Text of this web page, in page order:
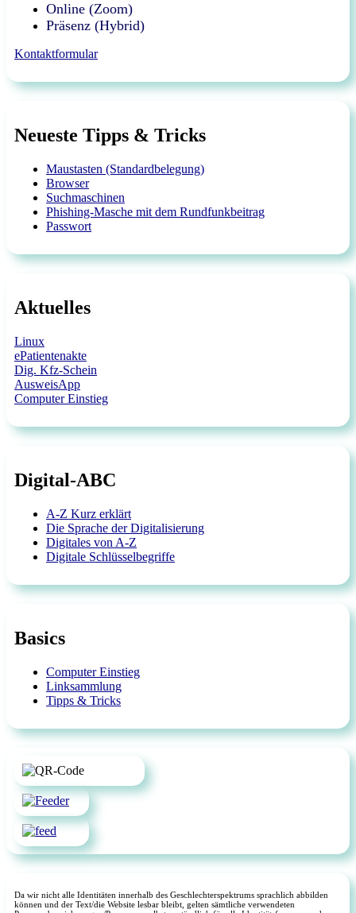
Online (Zoom)
Präsenz (Hybrid)
Kontaktformular
Neueste Tipps & Tricks
Maustasten (Standardbelegung)
Browser
Suchmaschinen
Phishing-Masche mit dem Rundfunkbeitrag
Passwort
Aktuelles
Linux
ePatientenakte
Dig. Kfz-Schein
AusweisApp
Computer Einstieg
Digital-ABC
A-Z Kurz erklärt
Die Sprache der Digitalisierung
Digitales von A-Z
Digitale Schlüsselbegriffe
Basics
Computer Einstieg
Linksammlung
Tipps & Tricks
Da wir nicht alle Identitäten innerhalb des Geschlechterspektrums sprachlich abbilden
können und der Text/die Website lesbar bleibt, gelten sämtliche verwendeten